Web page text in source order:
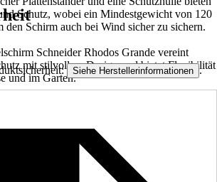
Schutz, wobei ein Mindestgewicht von 120
Schirm auch bei Wind sicher zu sichern.
Schneider Rhodos Grande vereint
mit stilvollem Design und bietet Flexibilität
und im Garten.
Siehe Herstellerinformationen .